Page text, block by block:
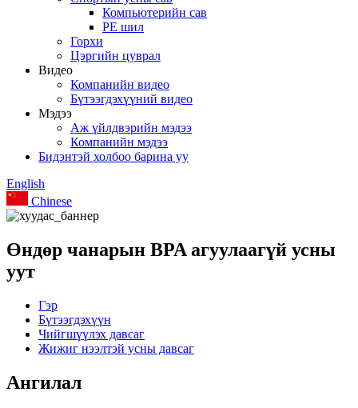
Компьютерийн сав
PE шил
Горхи
Цэргийн цуврал
Видео
Компанийн видео
Бүтээгдэхүүний видео
Мэдээ
Аж үйлдвэрийн мэдээ
Компанийн мэдээ
Бидэнтэй холбоо барина уу
English
Chinese
Өндөр чанарын BPA агуулаагүй усны
уут
Гэр
Бүтээгдэхүүн
Чийгшүүлэх давсаг
Жижиг нээлтэй усны давсаг
Ангилал